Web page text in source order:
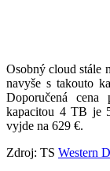
Osobný cloud stále
navyše s takouto
Doporučená
kapacitou 4 TB je
vyjde na 629 €.
Zdroj: TS Western